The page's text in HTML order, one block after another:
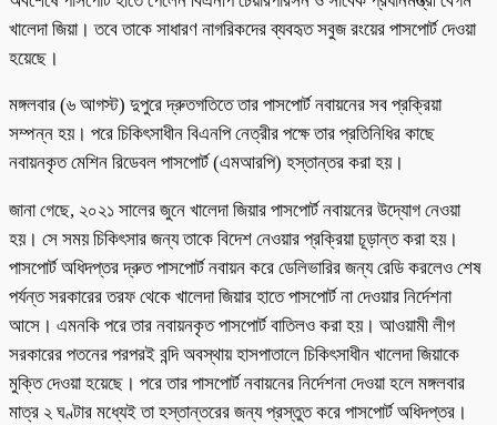
খালেদা জিয়া। তবে তাকে সাধারণ নাগরিকদের ব্যবহৃত সবুজ রংয়ের পাসপোর্ট দেওয়া
হয়েছে।
মঙ্গলবার (৬ আগস্ট) দুপুরে দ্রুতগতিতে তার পাসপোর্ট নবায়নের সব প্রক্রিয়া
সম্পন্ন হয়। পরে চিকিৎসাধীন বিএনপি নেত্রীর পক্ষে তার প্রতিনিধির কাছে
নবায়নকৃত মেশিন রিডেবল পাসপোর্ট (এমআরপি) হস্তান্তর করা হয়।
জানা গেছে, ২০২১ সালের জুনে খালেদা জিয়ার পাসপোর্ট নবায়নের উদ্যোগ নেওয়া
হয়। সে সময় চিকিৎসার জন্য তাকে বিদেশ নেওয়ার প্রক্রিয়া চূড়ান্ত করা হয়।
পাসপোর্ট অধিদপ্তর দ্রুত পাসপোর্ট নবায়ন করে ডেলিভারির জন্য রেডি করলেও শেষ
পর্যন্ত সরকারের তরফ থেকে খালেদা জিয়ার হাতে পাসপোর্ট না দেওয়ার নির্দেশনা
আসে। এমনকি পরে তার নবায়নকৃত পাসপোর্ট বাতিলও করা হয়। আওয়ামী লীগ
সরকারের পতনের পরপরই বন্দি অবস্থায় হাসপাতালে চিকিৎসাধীন খালেদা জিয়াকে
মুক্তি দেওয়া হয়েছে। পরে তার পাসপোর্ট নবায়নের নির্দেশনা দেওয়া হলে মঙ্গলবার
মাত্র ২ ঘণ্টার মধ্যেই তা হস্তান্তরের জন্য প্রস্তুত করে পাসপোর্ট অধিদপ্তর।